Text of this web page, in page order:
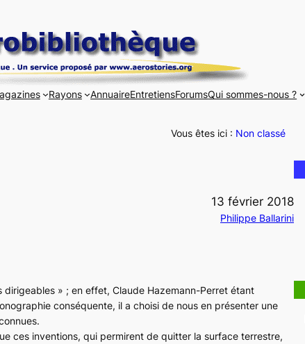
Rayons AnnuaireEntretiensForumsQui sommes-nous ?
Vous êtes ici : Non classé
13 février 2018
Philippe Ballarini
dirigeables » ; en effet, Claude Hazemann-Perret étant
conséquente, il a choisi de nous en présenter une
ces inventions, qui permirent de quitter la surface terrestre,